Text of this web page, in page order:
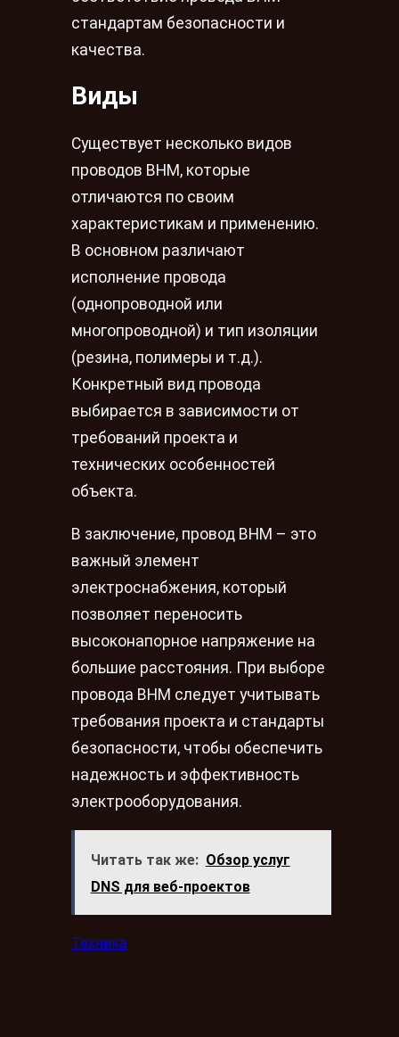
стандартам безопасности и
качества.
Виды
Существует несколько видов
проводов ВНМ, которые
отличаются по своим
характеристикам и применению.
В основном различают
исполнение провода
(однопроводной или
многопроводной) и тип изоляции
(резина, полимеры и т.д.).
Конкретный вид провода
выбирается в зависимости от
требований проекта и
технических особенностей
объекта.
В заключение, провод ВНМ – это
важный элемент
электроснабжения, который
позволяет переносить
высоконапорное напряжение на
большие расстояния. При выборе
провода ВНМ следует учитывать
требования проекта и стандарты
безопасности, чтобы обеспечить
надежность и эффективность
электрооборудования.
Читать так же: Обзор услуг
DNS для веб-проектов
Техника